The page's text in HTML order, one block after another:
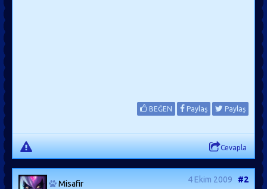
BEĞEN Paylaş Paylaş
Cevapla
Misafir 4 Ekim 2009 #2